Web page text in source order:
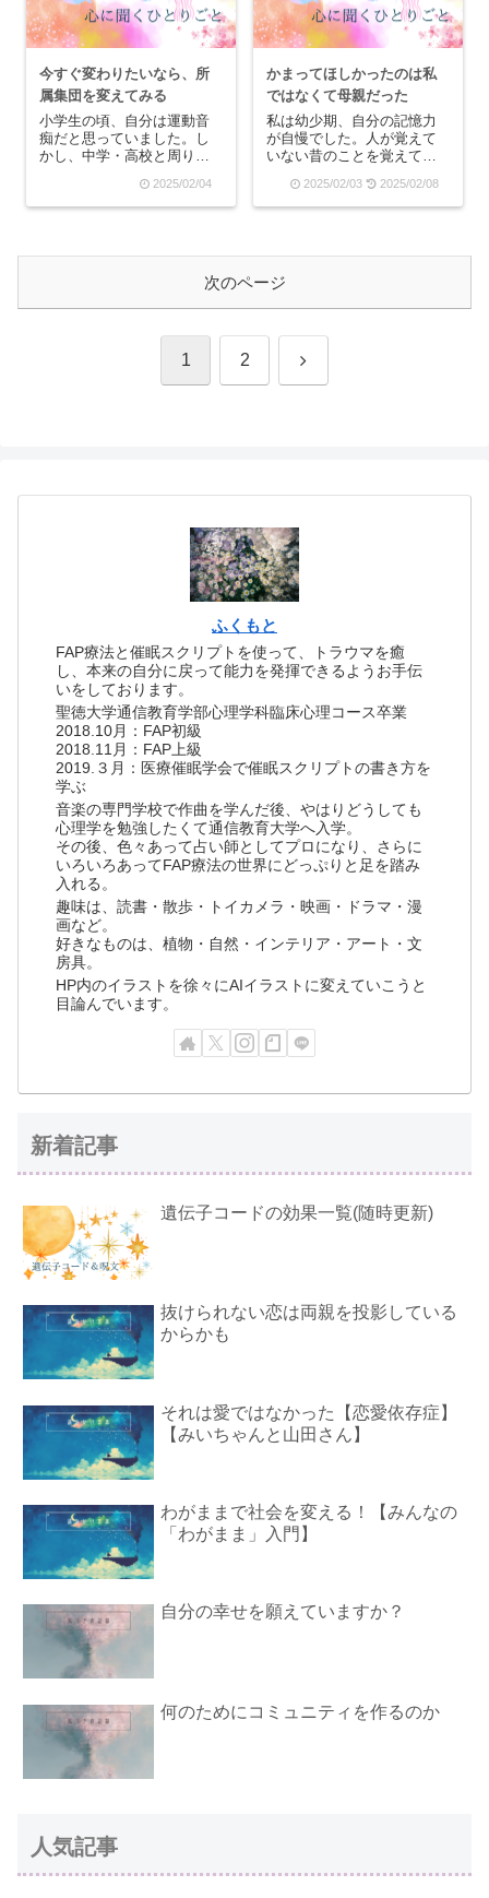
なの...
今すぐ変わりたいなら、所
属集団を変えてみる
小学生の頃、自分は運動音
痴だと思っていました。し
かし、中学・高校と周りの
できる方だということを知
りました。「運動ができな
幻想であったということで
2025/02/04
かまってほしかったのは私
ではなくて母親だった
私は幼少期、自分の記憶力
が自慢でした。人が覚えて
いない昔のことを覚えてい
早かったりしていたのでし
ょう。だから、小学校６年
話を書いたんです。それ
は、近所の公園に家族と行
っ...
2025/02/03 2025/02/08
次のページ
1 2 次
ふくもと
FAP療法と催眠スクリプトを使って、トラウマを癒
し、本来の自分に戻って能力を発揮できるようお手伝
いをしております。
聖徳大学通信教育学部心理学科臨床心理コース卒業
2018.10月：FAP初級
2018.11月：FAP上級
2019.３月：医療催眠学会で催眠スクリプトの書き方を
学ぶ
音楽の専門学校で作曲を学んだ後、やはりどうしても
心理学を勉強したくて通信教育大学へ入学。
その後、色々あって占い師としてプロになり、さらに
いろいろあってFAP療法の世界にどっぷりと足を踏み
入れる。
趣味は、読書・散歩・トイカメラ・映画・ドラマ・漫
画など。
好きなものは、植物・自然・インテリア・アート・文
房具。
HP内のイラストを徐々にAIイラストに変えていこうと
目論んでいます。
新着記事
遺伝子コードの効果一覧(随時更新)
抜けられない恋は両親を投影している
からかも
それは愛ではなかった【恋愛依存症】
【みいちゃんと山田さん】
わがままで社会を変える！【みんなの
「わがまま」入門】
自分の幸せを願えていますか？
何のためにコミュニティを作るのか
人気記事